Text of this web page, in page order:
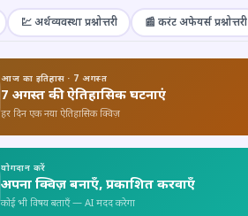
💹 अर्थव्यवस्था प्रश्नोत्तरी 📰 करंट अफेयर्स प्रश्नोत्तरी
आज का इतिहास · 7 अगस्त
7 अगस्त की ऐतिहासिक घटनाएं
हर दिन एक नया ऐतिहासिक क्विज़
योगदान करें
अपना क्विज़ बनाएँ, प्रकाशित करवाएँ
कोई भी विषय बताएँ — AI मदद करेगा